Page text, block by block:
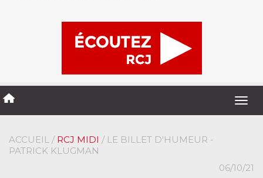
ACCUEIL / RCJ MIDI / LE BILLET D'HUMEUR -
PATRICK KLUGMAN
06/10/21